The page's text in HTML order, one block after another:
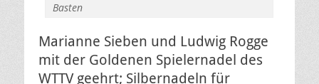
Basten
Marianne Sieben und Ludwig Rogge
mit der Goldenen Spielernadel des
WTTV geehrt; Silbernadeln für